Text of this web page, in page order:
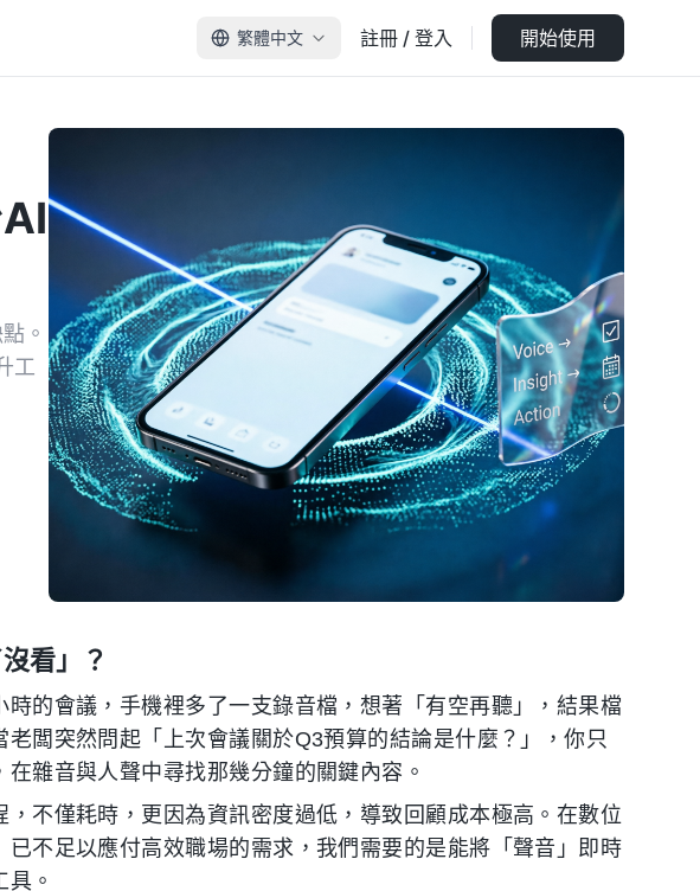
繁體中文 註冊 / 登入 開始使用
。
工
看」？
的會議，手機裡多了一支錄音檔，想著「有空再聽」，結果檔
闆突然問起「上次會議關於Q3預算的結論是什麼？」，你只
雜音與人聲中尋找那幾分鐘的關鍵內容。
不僅耗時，更因為資訊密度過低，導致回顧成本極高。在數位
不足以應付高效職場的需求，我們需要的是能將「聲音」即時
。